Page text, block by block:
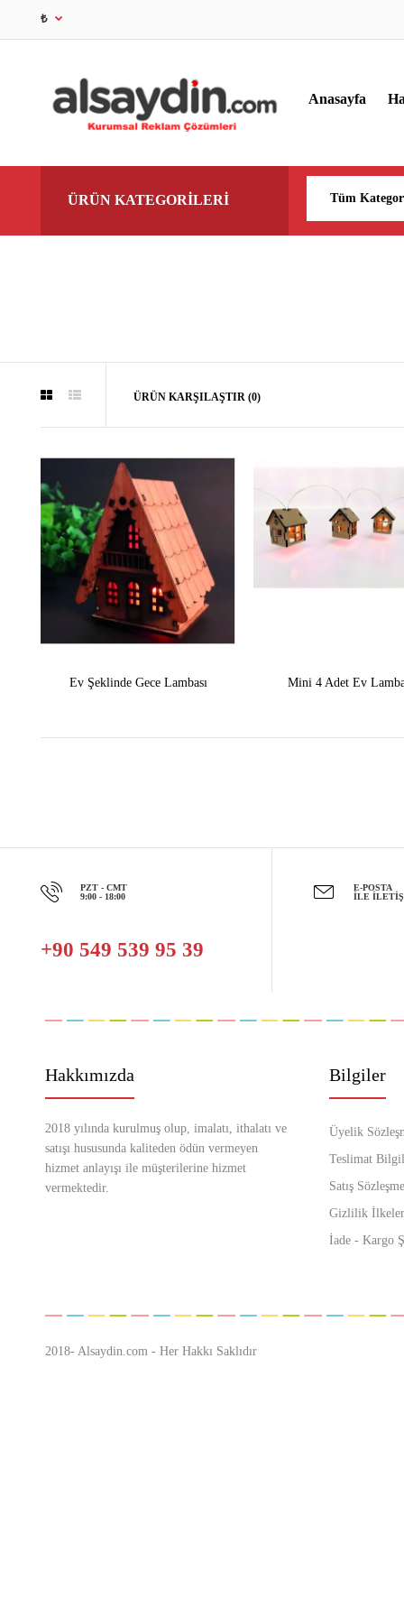
₺
Anasayfa
ÜRÜN KATEGORİLERİ
ÜRÜN KARŞILAŞTIR (0)
Ev Şeklinde Gece Lambası Mini 4 Adet Ev
PZT - CMT
9:00 - 18:00
+90 549 539 95 39
E-POSTA
İLE
Hakkımızda
2018 yılında kurulmuş olup, imalatı, ithalatı ve
satışı hususunda kaliteden ödün vermeyen
hizmet anlayışı ile müşterilerine hizmet
vermektedir.
Bilgiler
Üyelik
Teslimat
Satış
Gizlilik
İade - Kargo
2018- Alsaydin.com - Her Hakkı Saklıdır